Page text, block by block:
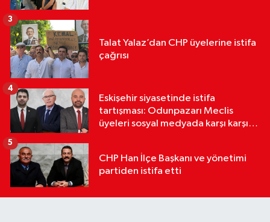
Talat Yalaz’dan CHP üyelerine istifa
çağrısı
3
Eskişehir siyasetinde istifa
tartışması: Odunpazarı Meclis
üyeleri sosyal medyada karşı karşıya
4
CHP Han İlçe Başkanı ve yönetimi
partiden istifa etti
5